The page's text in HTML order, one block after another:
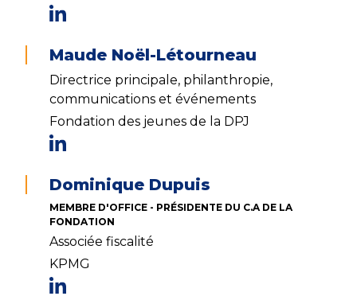
Maude Noël-Létourneau
Directrice principale, philanthropie,
communications et événements
Fondation des jeunes de la DPJ
Dominique Dupuis
MEMBRE D'OFFICE - PRÉSIDENTE DU C.A DE LA
FONDATION
Associée fiscalité
KPMG